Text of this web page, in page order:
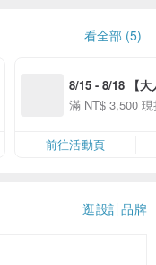
看全部 (5)
8/15 - 8/18 【大
季】滿
50
滿 NT$ 3,500
前往活動頁
逛設計品牌